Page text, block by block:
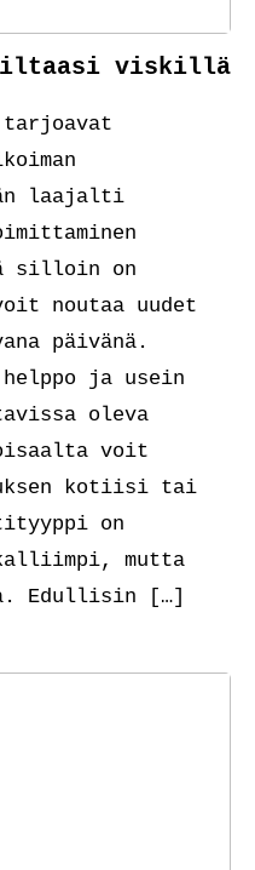
iltaasi viskillä
laajalti
silloin on
noutaa uudet
päivänä.
ja usein
oleva
voit
kotiisi tai
on
mutta
Edullisin […]